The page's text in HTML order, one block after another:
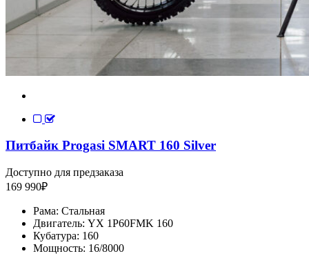
Питбайк Progasi SMART 160 Silver
Доступно для предзаказа
169 990₽
Рама: Стальная
Двигатель: YX 1P60FMK 160
Кубатура: 160
Мощность: 16/8000